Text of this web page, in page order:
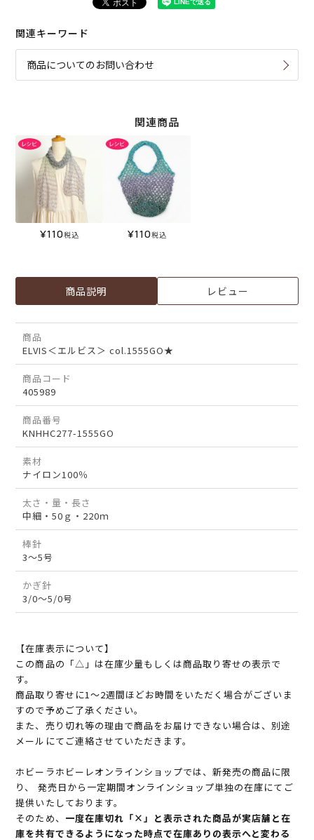
関連キーワード
商品についてのお問い合わせ
関連商品
¥110税込 ¥110税込
商品説明 レビュー
商品
ELVIS＜エルビス＞ col.1555GO★
商品コード
405989
商品番号
KNHHC277-1555GO
素材
ナイロン100％
太さ・量・長さ
中細・50ｇ・220ｍ
棒針
3～5号
かぎ針
3/0～5/0号
【在庫表示について】
この商品の「△」は在庫少量もしくは商品取り寄せの表示で
す。
商品取り寄せに1～2週間ほどお時間をいただく場合がございま
すので予めご了承ください。
また、売り切れ等の理由で商品をお届けできない場合は、別途
メールにてご連絡させていただきます。
ホビーラホビーレオンラインショップでは、新発売の商品に限
り、 発売日から一定期間オンラインショップ単独の在庫にてご
提供いたしております。
そのため、 一度在庫切れ「×」と表示された商品が実店舗と在
庫を共有できるようになった時点で在庫ありの表示へと変わる